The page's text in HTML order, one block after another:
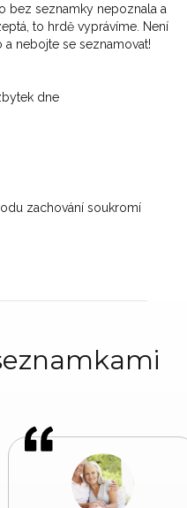
bez seznamky nepoznala a
to hrdě vyprávíme. Není
nebojte se seznamovat!
dne
zachování soukromí